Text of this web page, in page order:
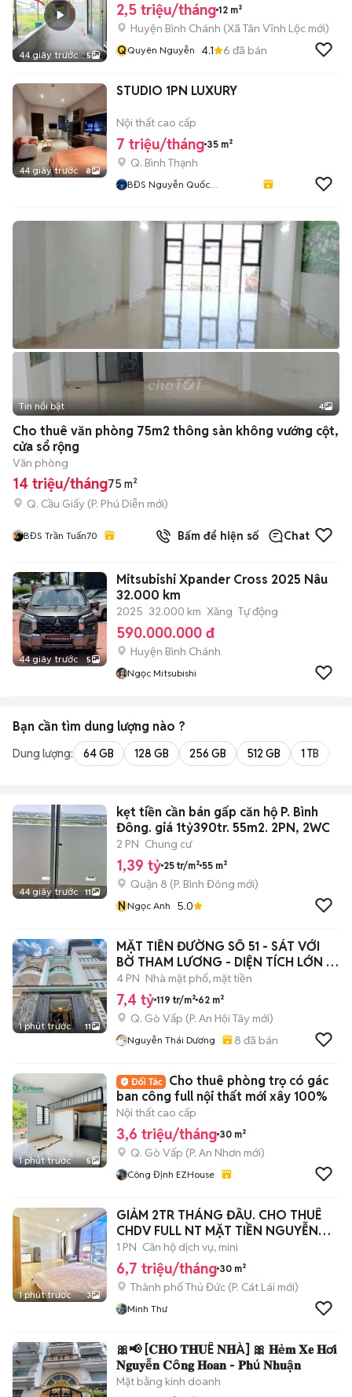
44 giây trước 5
2,5 triệu/tháng 12 m²
Huyện Bình Chánh (Xã Tân Vĩnh Lộc mới)
QQuyên Nguyễn 4.1 6 đã bán
44 giây trước 8
STUDIO 1PN LUXURY
Nội thất cao cấp
7 triệu/tháng 35 m²
Q. Bình Thạnh
BĐS Nguyễn Quốc
Tin nổi bật 4
Cho thuê văn phòng 75m2 thông sàn không vướng cột,
cửa sổ rộng
Văn phòng
14 triệu/tháng75 m²
Q. Cầu Giấy (P. Phú Diễn mới)
BĐS Trần Tuấn70 Bấm để hiện số Chat
44 giây trước 5
Mitsubishi Xpander Cross 2025 Nâu
32.000 km
2025 32.000 km Xăng Tự động
590.000.000 đ
Huyện Bình Chánh
Ngọc Mitsubishi
Bạn cần tìm dung lượng nào ?
Dung lượng: 64 GB 128 GB 256 GB 512 GB 1 TB
44 giây trước 11
kẹt tiền cần bán gấp căn hộ P. Bình
Đông. giá 1tỷ390tr. 55m2. 2PN, 2WC
2 PN Chung cư
1,39 tỷ 25 tr/m² 55 m²
Quận 8 (P. Bình Đông mới)
NNgọc Anh 5.0
1 phút trước 11
MẶT TIỀN ĐƯỜNG SỐ 51 - SÁT VỚI
BỜ THAM LƯƠNG - DIỆN TÍCH LỚN -
HXH
4 PN Nhà mặt phố, mặt tiền
7,4 tỷ 119 tr/m² 62 m²
Q. Gò Vấp (P. An Hội Tây mới)
Nguyễn Thái Dương 8 đã bán
1 phút trước 5
Cho thuê phòng trọ có gác
ban công full nội thất mới xây 100%
Nội thất cao cấp
3,6 triệu/tháng 30 m²
Q. Gò Vấp (P. An Nhơn mới)
Công Định EZHouse
1 phút trước 3
GIẢM 2TR THÁNG ĐẦU. CHO THUÊ
CHDV FULL NT MẶT TIỀN NGUYỄN
THỊ ĐỊNH
1 PN Căn hộ dịch vụ, mini
6,7 triệu/tháng 30 m²
Thành phố Thủ Đức (P. Cát Lái mới)
Minh Thư
🎀📢 [𝐂𝐇𝐎 𝐓𝐇𝐔Ê 𝐍𝐇À] 🎀 𝐇ẻ𝐦 𝐗𝐞 𝐇ơ𝐢
𝐍𝐠𝐮𝐲ễ𝐧 𝐂ô𝐧𝐠 𝐇𝐨𝐚𝐧 - 𝐏𝐡ú 𝐍𝐡𝐮ậ𝐧
Mặt bằng kinh doanh